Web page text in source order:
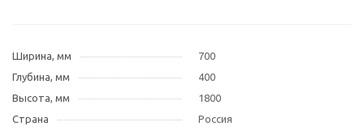
Ширина, мм
700
Глубина, мм
400
Высота, мм
1800
Страна
Россия